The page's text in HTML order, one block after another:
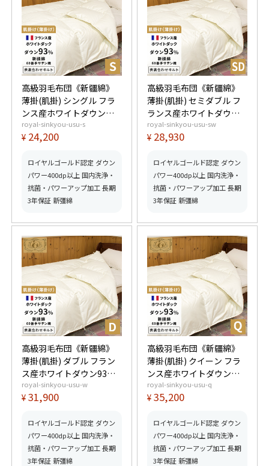
高級羽毛布団《新疆綿》
薄掛(肌掛) シングル フラ
ンス産ホワイトダウン
93% (400dp以上) 羽毛量
0.4kg 【5つ星ロイヤルゴ
とんマーク取得】
royal-sinkyou-usu-s
¥ 24,200
ロイヤルゴールド認定 ダウン
パワー400dp以上 国内洗浄・
抗菌・パワーアップ加工 長期
3年保証 新彊綿
高級羽毛布団《新疆綿》
薄掛(肌掛) セミダブル フ
ランス産ホワイトダウン
93% (400dp以上) 羽毛量
0.5kg 【5つ星ロイヤルゴ
とんマーク取得】
royal-sinkyou-usu-sw
¥ 28,930
ロイヤルゴールド認定 ダウン
パワー400dp以上 国内洗浄・
抗菌・パワーアップ加工 長期
3年保証 新彊綿
高級羽毛布団《新疆綿》
薄掛(肌掛) ダブル フラン
ス産ホワイトダウン93%
(400dp以上) 羽毛量
0.55kg 【5つ星ロイヤル
ふとんマーク取得】
royal-sinkyou-usu-w
¥ 31,900
ロイヤルゴールド認定 ダウン
パワー400dp以上 国内洗浄・
抗菌・パワーアップ加工 長期
3年保証 新彊綿
高級羽毛布団《新疆綿》
薄掛(肌掛) クイーン フラ
ンス産ホワイトダウン
93% (400dp以上) 羽毛量
0.6kg 【5つ星ロイヤルゴ
とんマーク取得】
royal-sinkyou-usu-q
¥ 35,200
ロイヤルゴールド認定 ダウン
パワー400dp以上 国内洗浄・
抗菌・パワーアップ加工 長期
3年保証 新彊綿